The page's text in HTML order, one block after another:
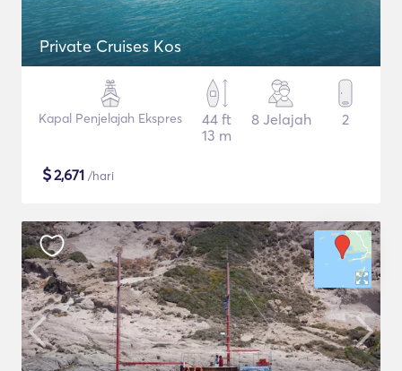
Private Cruises Kos
Kapal Penjelajah Ekspres
44 ft
13 m
8 Jelajah 2
$2,671 /hari